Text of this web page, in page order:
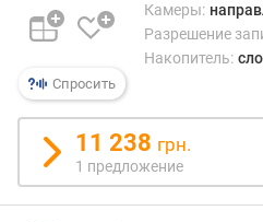
и
с
(
п
и
к
с
)
Спросить
Камеры:
Разрешение
Накопитель:
11 238 грн.
1 предложение